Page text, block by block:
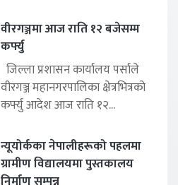
वीरगञ्जमा आज राति १२ बजेसम्म
कर्फ्यु
जिल्ला प्रशासन कार्यालय पर्साले
वीरगञ्ज महानगरपालिका क्षेत्रभित्रको
कर्फ्यु आदेश आज राति १२...
न्यूयोर्कका नेपालीहरूको पहलमा
ग्रामीण विद्यालयमा पुस्तकालय